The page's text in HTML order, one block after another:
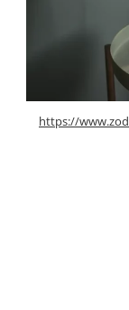
https://